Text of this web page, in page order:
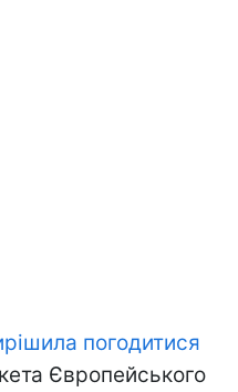
погодитися
Європейського